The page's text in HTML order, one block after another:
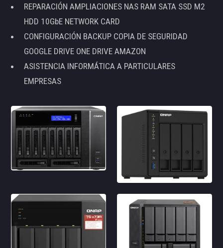
REPARACIÓN AMPLIACIONES NAS RAM SATA SSD M2
HDD 10GbE NETWORK CARD
CONFIGURACIÓN BACKUP COPIA DE SEGURIDAD
GOOGLE DRIVE ONE DRIVE AMAZON
ASISTENCIA INFORMÁTICA A PARTICULARES
EMPRESAS